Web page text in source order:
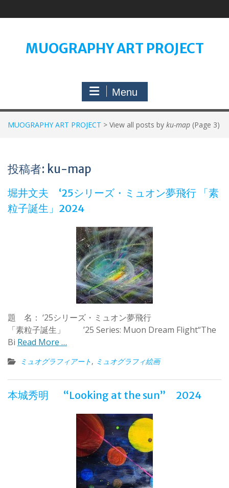
to
MUOGRAPHY ART PROJECT
Menu
MUOGRAPHY ART PROJECT > View all posts by ku-map (Page 3)
投稿者: ku-map
堀井文夫 ‘25シリーズ・ミュオン夢飛行 「素
粒子誕生」2024
題 名： ‘25シリーズ・ミュオン夢飛行
「素粒子誕生」 ’25 Series: Muon Dream Flight“The
Bi Read More …
ミュオグラフィアート, ミュオグラフィ絵画
本城秀明 “Looking at the sun” 2024